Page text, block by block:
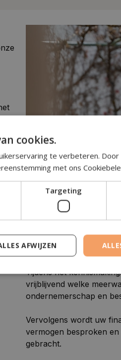
Stap 2:
Tijdens het
vrijblijvend welke
ondernemerschap en
Vervolgens wordt uw
vermogen besproken
gebracht.
cookies.
te verbeteren.
met ons
Targeting
AFWIJZEN